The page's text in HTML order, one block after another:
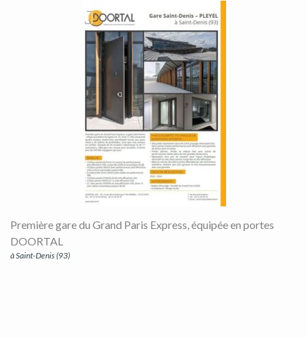
Première gare du Grand Paris Express, équipée en portes
DOORTAL
à Saint-Denis (93)